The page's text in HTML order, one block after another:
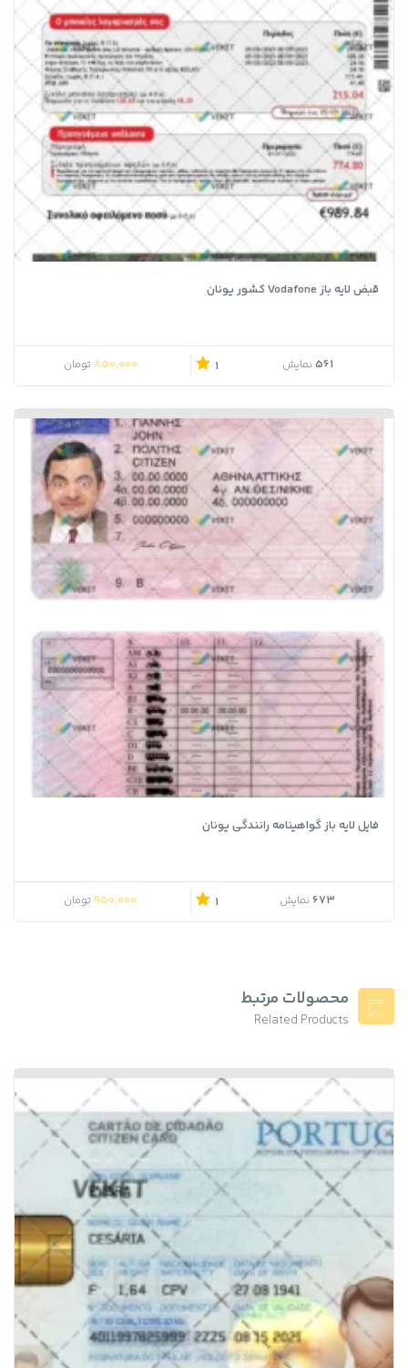
قبض لایه باز Vodafone کشور یونان
561 نمایش 1
850,000 تومان
فایل لایه باز گواهینامه رانندگی یونان
673 نمایش 1
950,000تومان
محصولات مرتبط
Related Products